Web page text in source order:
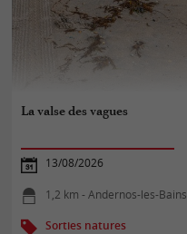
La valse des vagues
13/08/2026
1,2 km - Andernos-les-Bains
Sorties natures